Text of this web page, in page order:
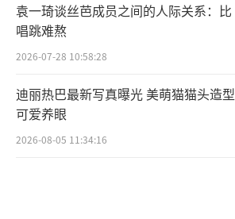
袁一琦谈丝芭成员之间的人际关系：比
唱跳难熬
2026-07-28 10:58:28
迪丽热巴最新写真曝光 美萌猫猫头造型
可爱养眼
2026-08-05 11:34:16